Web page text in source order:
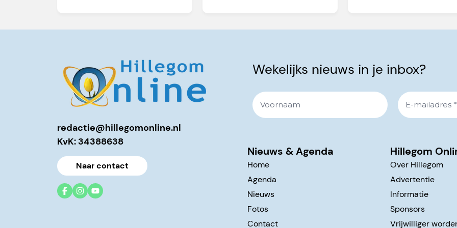
redactie@hillegomonline.nl
KvK: 34388638
Naar contact
Wekelijks nieuws in je inbox?
Nieuws & Agenda
Home
Agenda
Nieuws
Fotos
Contact
Hillegom
Over Hillegom
Advertentie
Informatie
Sponsors
Vrijwilliger